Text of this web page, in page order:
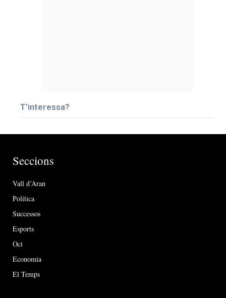
T’interessa?
Seccions
Vall d’Aran
Política
Successos
Esports
Oci
Economia
El Temps